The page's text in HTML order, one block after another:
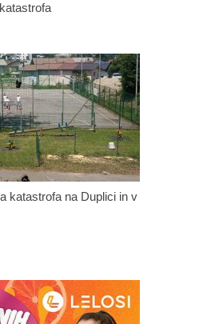
katastrofa na Duplici in v